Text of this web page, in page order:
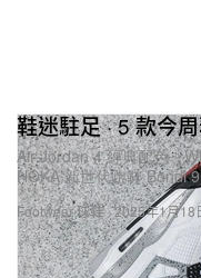
Footwear 球鞋
鞋迷駐足 · 5 款今
Air Jordan 4 經典配色「
HOKA 新世代跑鞋 Bondi
2025年1月18